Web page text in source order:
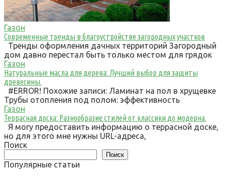
Газон
Современные тренды в благоустройстве загородных участков
Тренды оформления дачных территорий Загородный
дом давно перестал быть только местом для грядок
Газон
Натуральные масла для дерева: Лучший выбор для защиты
древесины.
#ERROR! Похожие записи: Ламинат на пол в хрущевке
Трубы отопления под полом: эффективность
Газон
Террасная доска: Разнообразие стилей от классики до модерна.
Я могу предоставить информацию о террасной доске,
но для этого мне нужны URL-адреса,
Поиск
Поиск
Популярные статьи